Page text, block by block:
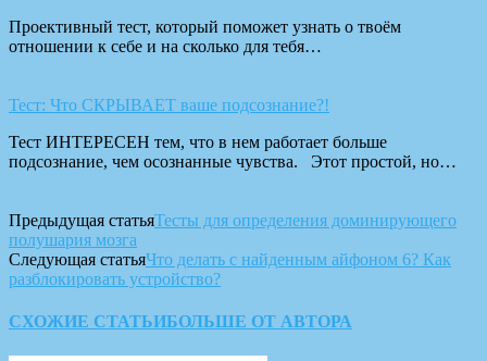
Проективный тест, который поможет узнать о твоём
отношении к себе и на сколько для тебя…
Тест: Что СКРЫВАЕТ ваше подсознание?!
Тест ИНТЕРЕСЕН тем, что в нем работает больше
подсознание, чем осознанные чувства. Этот простой, но…
Предыдущая статьяТесты для определения доминирующего
полушария мозга
Следующая статьяЧто делать с найденным айфоном 6? Как
разблокировать устройство?
СХОЖИЕ СТАТЬИБОЛЬШЕ ОТ АВТОРА